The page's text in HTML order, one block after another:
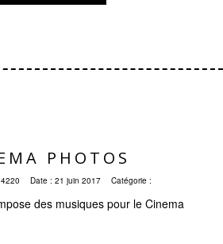
PHOTOS
Date : 21 juin 2017 Catégorie :
des musiques pour le Cinema